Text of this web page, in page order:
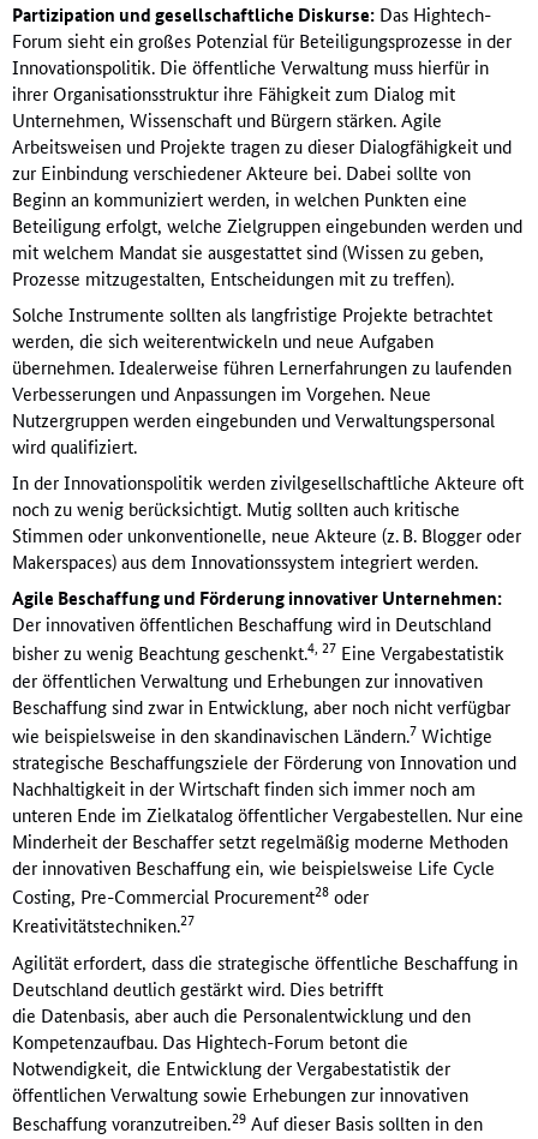
Partizipation und gesellschaftliche Diskurse: Das Hightech-
Forum sieht ein großes Potenzial für Beteiligungsprozesse in der
Innovationspolitik. Die öffentliche Verwaltung muss hierfür in
ihrer Organisationsstruktur ihre Fähigkeit zum Dialog mit
Unternehmen, Wissenschaft und Bürgern stärken. Agile
Arbeitsweisen und Projekte tragen zu dieser Dialogfähigkeit und
zur Einbindung verschiedener Akteure bei. Dabei sollte von
Beginn an kommuniziert werden, in welchen Punkten eine
Beteiligung erfolgt, welche Zielgruppen eingebunden werden und
mit welchem Mandat sie ausgestattet sind (Wissen zu geben,
Prozesse mitzugestalten, Entscheidungen mit zu treffen).
Solche Instrumente sollten als langfristige Projekte betrachtet
werden, die sich weiterentwickeln und neue Aufgaben
übernehmen. Idealerweise führen Lernerfahrungen zu laufenden
Verbesserungen und Anpassungen im Vorgehen. Neue
Nutzergruppen werden eingebunden und Verwaltungspersonal
wird qualifiziert.
In der Innovationspolitik werden zivilgesellschaftliche Akteure oft
noch zu wenig berücksichtigt. Mutig sollten auch kritische
Stimmen oder unkonventionelle, neue Akteure (z. B. Blogger oder
Makerspaces) aus dem Innovationssystem integriert werden.
Agile Beschaffung und Förderung innovativer Unternehmen:
Der innovativen öffentlichen Beschaffung wird in Deutschland
bisher zu wenig Beachtung geschenkt.4, 27 Eine Vergabestatistik
der öffentlichen Verwaltung und Erhebungen zur innovativen
Beschaffung sind zwar in Entwicklung, aber noch nicht verfügbar
wie beispielsweise in den skandinavischen Ländern.7 Wichtige
strategische Beschaffungsziele der Förderung von Innovation und
Nachhaltigkeit in der Wirtschaft finden sich immer noch am
unteren Ende im Zielkatalog öffentlicher Vergabestellen. Nur eine
Minderheit der Beschaffer setzt regelmäßig moderne Methoden
der innovativen Beschaffung ein, wie beispielsweise Life Cycle
Costing, Pre-Commercial Procurement28 oder
Kreativitätstechniken.27
Agilität erfordert, dass die strategische öffentliche Beschaffung in
Deutschland deutlich gestärkt wird. Dies betrifft
die Datenbasis, aber auch die Personalentwicklung und den
Kompetenzaufbau. Das Hightech-Forum betont die
Notwendigkeit, die Entwicklung der Vergabestatistik der
öffentlichen Verwaltung sowie Erhebungen zur innovativen
Beschaffung voranzutreiben.29 Auf dieser Basis sollten in den